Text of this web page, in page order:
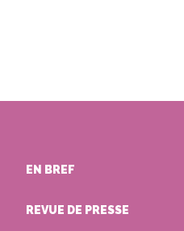
EN BREF
REVUE DE PRESSE